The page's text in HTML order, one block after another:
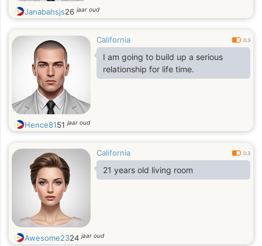
Janabahsjs26jaar oud
California 0.3
I am going to build up a serious
relationship for life time.
Hence8151jaar oud
California 0.3
21 years old living room
Awesome2324jaar oud